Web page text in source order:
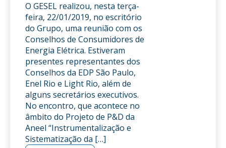
O GESEL realizou, nesta terça-
feira, 22/01/2019, no escritório
do Grupo, uma reunião com os
Conselhos de Consumidores de
Energia Elétrica. Estiveram
presentes representantes dos
Conselhos da EDP São Paulo,
Enel Rio e Light Rio, além de
alguns secretários executivos.
No encontro, que acontece no
âmbito do Projeto de P&D da
Aneel “Instrumentalização e
Sistematização da […]